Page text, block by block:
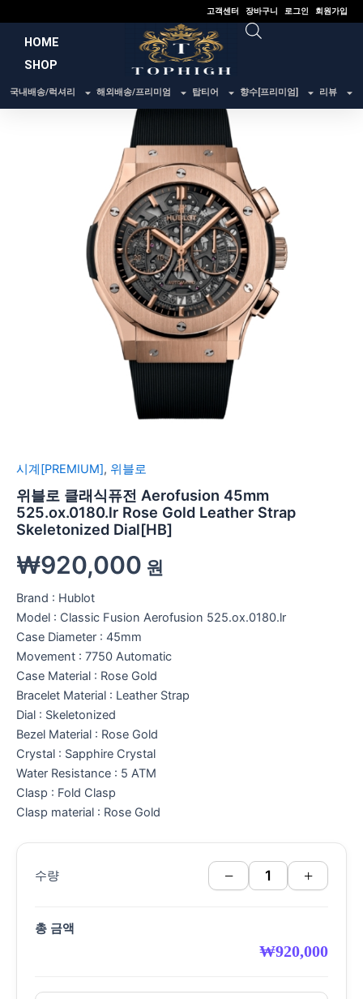
건
너
고객센터 장바구니 로그인 회원가입
HOME
SHOP
국내배송/럭셔리 해외배송/프리미엄 탑티어 향수[프리미엄] 리뷰
시계[PREMIUM], 위블로
위블로 클래식퓨전 Aerofusion 45mm
525.ox.0180.lr Rose Gold Leather Strap
Skeletonized Dial[HB]
₩920,000 원
Brand : Hublot
Model : Classic Fusion Aerofusion 525.ox.0180.lr
Case Diameter : 45mm
Movement : 7750 Automatic
Case Material : Rose Gold
Bracelet Material : Leather Strap
Dial : Skeletonized
Bezel Material : Rose Gold
Crystal : Sapphire Crystal
Water Resistance : 5 ATM
Clasp : Fold Clasp
Clasp material : Rose Gold
수량 − +
총 금액
₩920,000